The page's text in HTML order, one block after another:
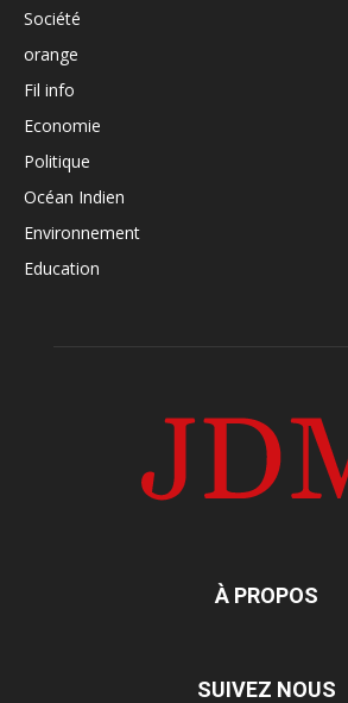
Société
orange
Fil info
Economie
Politique
Océan Indien
Environnement
Education
À PROPOS
SUIVEZ NOUS